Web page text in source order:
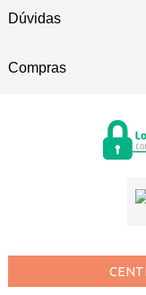
Dúvidas
Compras